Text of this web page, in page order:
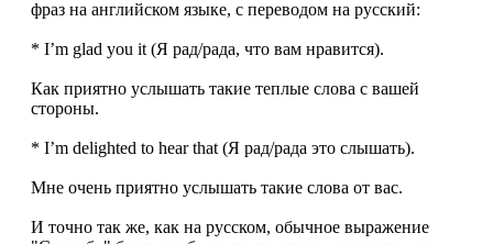
фраз на английском языке, с переводом на русский:
* I’m glad you it (Я рад/рада, что вам нравится).
Как приятно услышать такие теплые слова с вашей
стороны.
* I’m delighted to hear that (Я рад/рада это слышать).
Мне очень приятно услышать такие слова от вас.
И точно так же, как на русском, обычное выражение